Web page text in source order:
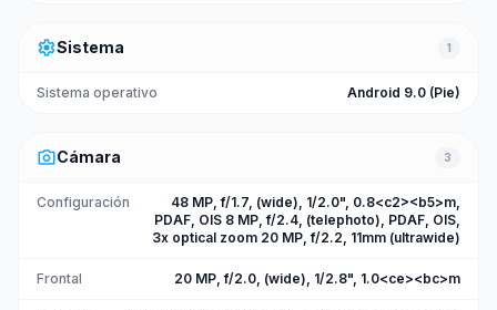
settingsSistema 1
Sistema operativo Android 9.0 (Pie)
photo_cameraCámara 3
Configuración
48 MP, f/1.7, (wide), 1/2.0", 0.8<c2><b5>m,
PDAF, OIS 8 MP, f/2.4, (telephoto), PDAF, OIS,
3x optical zoom 20 MP, f/2.2, 11mm (ultrawide)
Frontal 20 MP, f/2.0, (wide), 1/2.8", 1.0<ce><bc>m